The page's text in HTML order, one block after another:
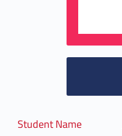
Student Name